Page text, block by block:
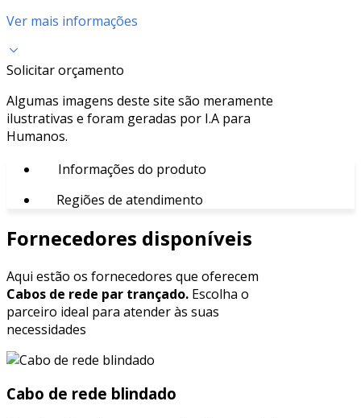
Ver mais informações
Solicitar orçamento
Algumas imagens deste site são meramente
ilustrativas e foram geradas por I.A para
Humanos.
Informações do produto
Regiões de atendimento
Fornecedores disponíveis
Aqui estão os fornecedores que oferecem
Cabos de rede par trançado. Escolha o
parceiro ideal para atender às suas
necessidades
Cabo de rede blindado